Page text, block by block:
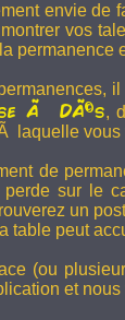
envie de
vos
permanence
Ã DÃ©s,
laquelle vous
de
sur le
un
table peut
(ou
et